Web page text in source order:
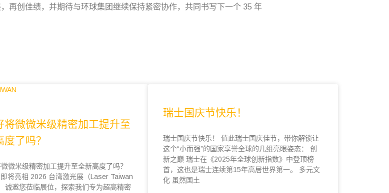
再创佳绩，并期待与环球集团继续保持紧密协作，共同书写下一个 35 年
将微微米级精密加工提升至
了吗？
微米级精密加工提升至全新高度了吗？
将亮相 2026 台湾激光展（Laser Taiwan
诚邀您莅临展位，探索我们专为超高精密
瑞士国庆节快乐！
瑞士国庆节快乐！ 值此瑞士国庆佳节，带你解锁让
这个“小而强”的国家享誉全球的几组亮眼姿态： 创
新之巅 瑞士在《2025年全球创新指数》中登顶榜
首，这也是瑞士连续第15年高居世界第一。 多元文
化 虽然国土